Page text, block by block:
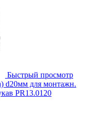
Быстрый просмотр
d20мм для монтажн.
PR13.0120